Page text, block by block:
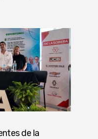
de la